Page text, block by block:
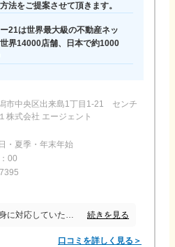
法をご提案させて頂きます。
21は世界最大級の不動産ネッ
世界14000店舗、日本で約1000
市中央区出来島1丁目1-21 センチ
株式会社 エージェント
・夏季・年末年始
00
本当に親身に対応していただき、大変助かりました。 やはり、担当者が違うだけで、こんなに差が出るとは、驚くばかりでしたが、今は、本当に満足してます。 ありがとうございました。 続きを見る
口コミを詳しく見る＞